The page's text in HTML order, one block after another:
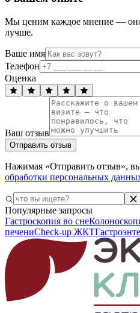
Мы ценим каждое мнение — оно
лучше.
Ваше имя
Телефон
Оценка
Ваш отзыв
Отправить отзыв
Нажимая «Отправить отзыв», вы
обработки персональных
Популярные запросы
Гастроскопия во сне
печениCheck-up ЖКТ